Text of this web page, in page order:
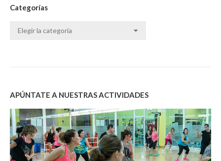
Categorías
Categorías
APÚNTATE A NUESTRAS ACTIVIDADES